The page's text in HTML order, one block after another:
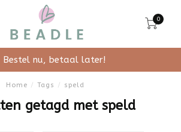
0
Bestel nu, betaal later!
Home / Tags / speld
getagd met speld